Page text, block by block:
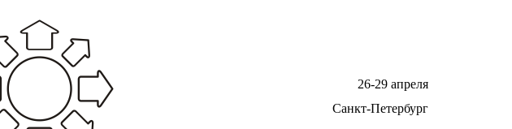
26-29 апреля
Санкт-Петербург